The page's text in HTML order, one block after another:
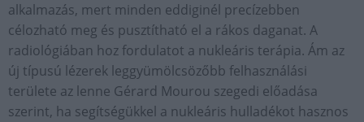
alkalmazás, mert minden eddiginél precízebben
célozható meg és pusztítható el a rákos daganat. A
radiológiában hoz fordulatot a nukleáris terápia. Ám az
új típusú lézerek leggyümölcsözőbb felhasználási
területe az lenne Gérard Mourou szegedi előadása
szerint, ha segítségükkel a nukleáris hulladékot hasznos